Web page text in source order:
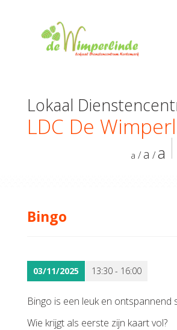
Lokaal
LDC De
a / a /a
Bingo
03/11/2025 13:30 - 16:00
Bingo is een leuk en ontspannend
Wie krijgt als eerste zijn kaart vol?